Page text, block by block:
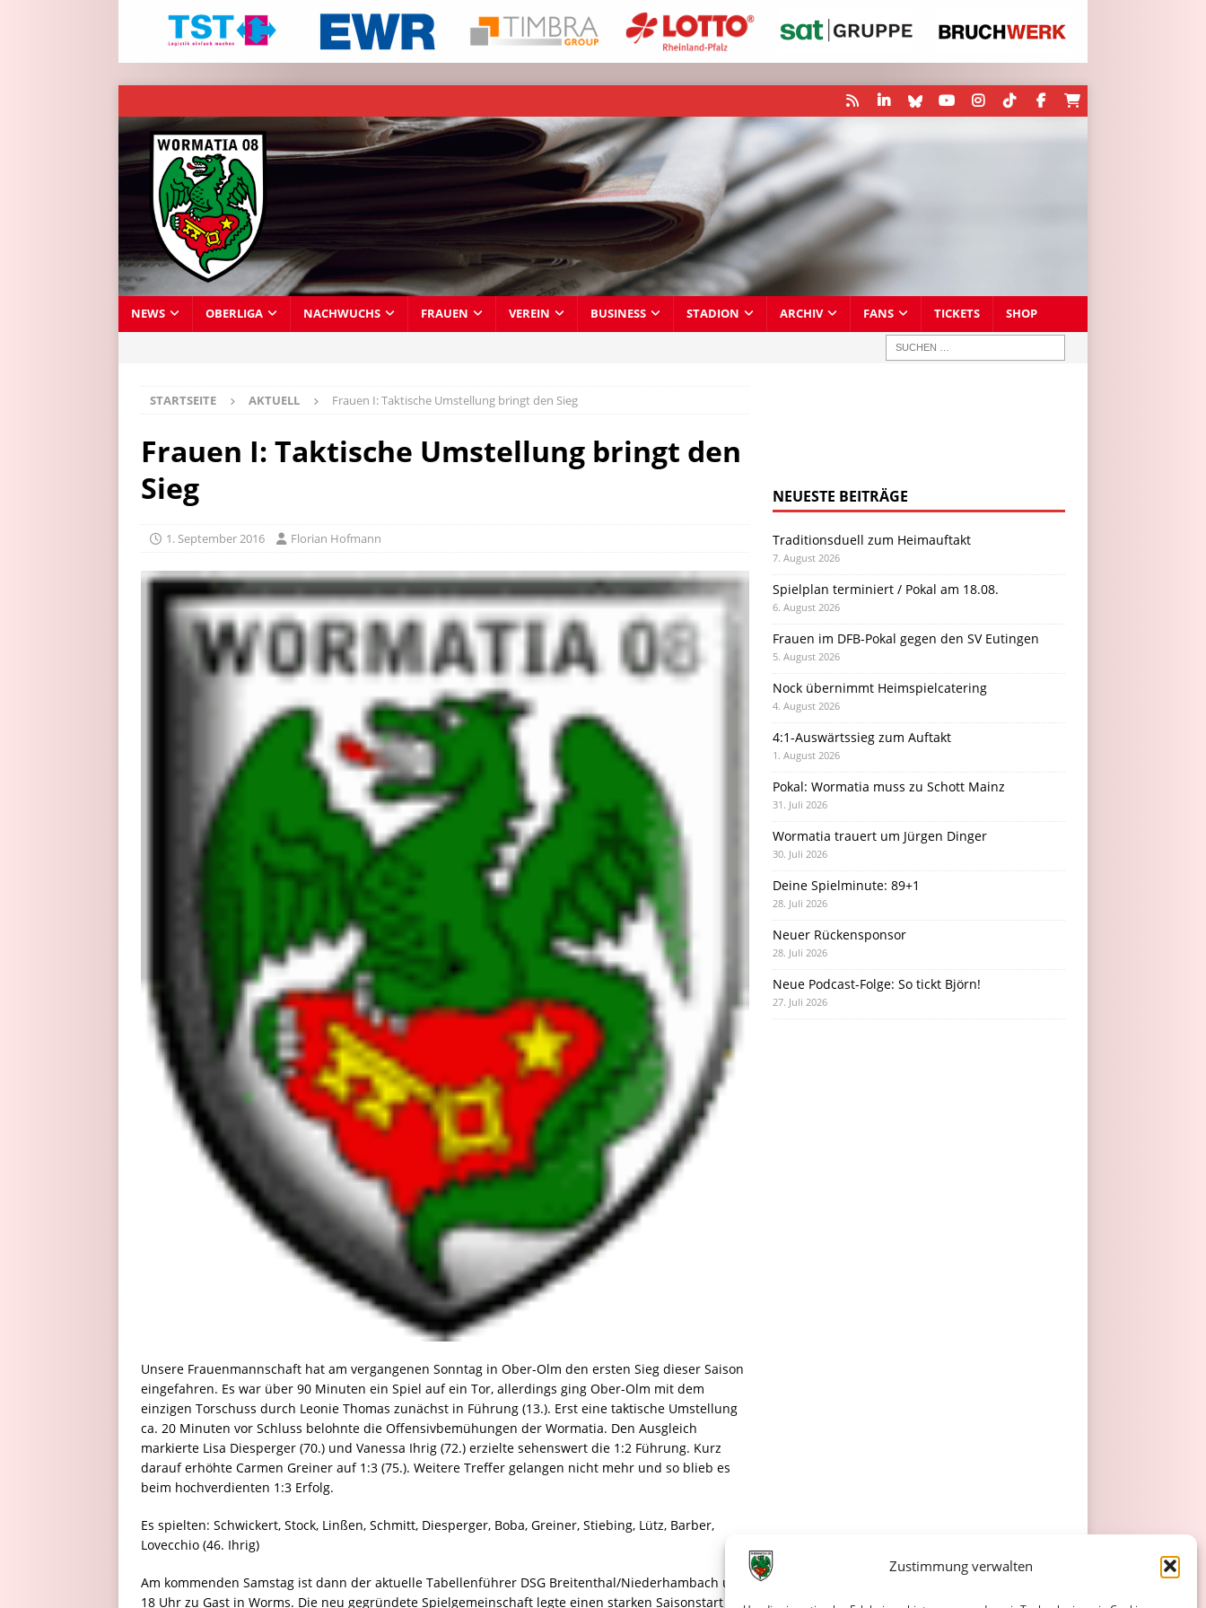
Zustimmung verwalten
NEWS OBERLIGA NACHWUCHS FRAUEN VEREIN BUSINESS STADION ARCHIV FANS TICKETS SHOP
STARTSEITE AKTUELL Frauen I: Taktische Umstellung bringt den Sieg
Frauen I: Taktische Umstellung bringt den
Sieg
1. September 2016 Florian Hofmann
Unsere Frauenmannschaft hat am vergangenen Sonntag in Ober-Olm den ersten Sieg dieser Saison
eingefahren. Es war über 90 Minuten ein Spiel auf ein Tor, allerdings ging Ober-Olm mit dem
einzigen Torschuss durch Leonie Thomas zunächst in Führung (13.). Erst eine taktische Umstellung
ca. 20 Minuten vor Schluss belohnte die Offensivbemühungen der Wormatia. Den Ausgleich
markierte Lisa Diesperger (70.) und Vanessa Ihrig (72.) erzielte sehenswert die 1:2 Führung. Kurz
darauf erhöhte Carmen Greiner auf 1:3 (75.). Weitere Treffer gelangen nicht mehr und so blieb es
beim hochverdienten 1:3 Erfolg.
Es spielten: Schwickert, Stock, Linßen, Schmitt, Diesperger, Boba, Greiner, Stiebing, Lütz, Barber,
Lovecchio (46. Ihrig)
Am kommenden Samstag ist dann der aktuelle Tabellenführer DSG Breitenthal/Niederhambach um
18 Uhr zu Gast in Worms. Die neu gegründete Spielgemeinschaft legte einen starken Saisonstart hin
NEUESTE BEITRÄGE
Traditionsduell zum Heimauftakt
7. August 2026
Spielplan terminiert / Pokal am 18.08.
6. August 2026
Frauen im DFB-Pokal gegen den SV Eutingen
5. August 2026
Nock übernimmt Heimspielcatering
4. August 2026
4:1-Auswärtssieg zum Auftakt
1. August 2026
Pokal: Wormatia muss zu Schott Mainz
31. Juli 2026
Wormatia trauert um Jürgen Dinger
30. Juli 2026
Deine Spielminute: 89+1
28. Juli 2026
Neuer Rückensponsor
28. Juli 2026
Neue Podcast-Folge: So tickt Björn!
27. Juli 2026